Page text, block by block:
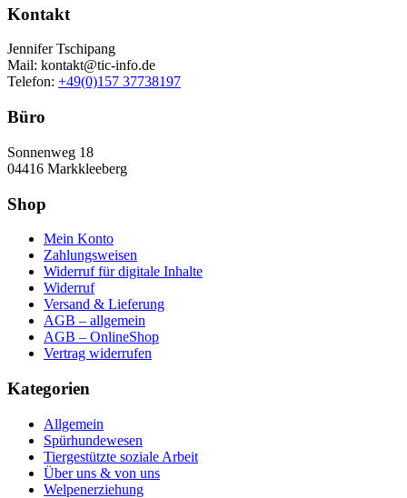
Kontakt
Jennifer Tschipang
Mail: kontakt@tic-info.de
Telefon: ‭ +49(0)157 37738197‬
Büro
Sonnenweg 18
04416 Markkleeberg
Shop
Mein Konto
Zahlungsweisen
Widerruf für digitale Inhalte
Widerruf
Versand & Lieferung
AGB – allgemein
AGB – OnlineShop
Vertrag widerrufen
Kategorien
Allgemein
Spürhundewesen
Tiergestützte soziale Arbeit
Über uns & von uns
Welpenerziehung